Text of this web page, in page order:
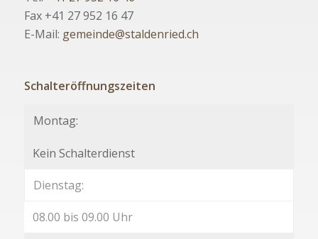
Fax +41 27 952 16 47
E-Mail: gemeinde@staldenried.ch
Schalteröffnungszeiten
Montag:
Kein Schalterdienst
Dienstag:
08.00 bis 09.00 Uhr